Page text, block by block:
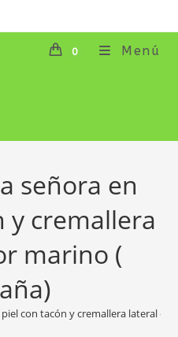
0 Menú
señora en
y cremallera
marino (
con tacón y cremallera lateral de